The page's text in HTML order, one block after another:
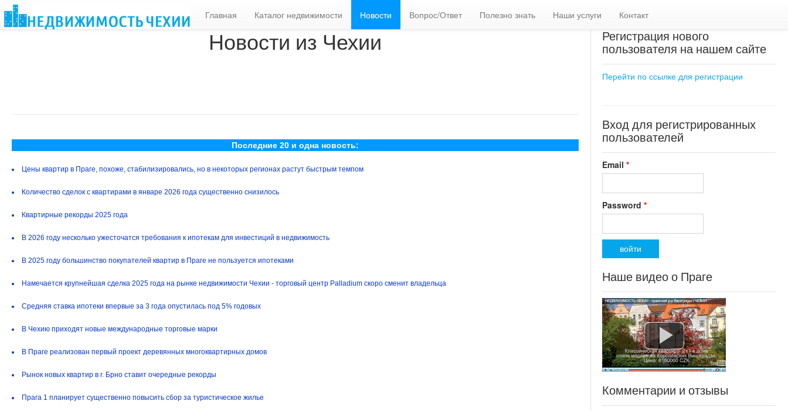
Главная Каталог недвижимости Новости Вопрос/Ответ Полезно знать Наши услуги Контакт
Новости из Чехии
Последние 20 и одна новость:
Цены квартир в Праге, похоже, стабилизировались, но в некоторых регионах растут быстрым темпом
Количество сделок с квартирами в январе 2026 года существенно снизилось
Квартирные рекорды 2025 года
В 2026 году несколько ужесточатся требования к ипотекам для инвестиций в недвижимость
В 2025 году большинство покупателей квартир в Праге не пользуется ипотеками
Намечается крупнейшая сделка 2025 года на рынке недвижимости Чехии - торговый центр Palladium скоро сменит владельца
Средняя ставка ипотеки впервые за 3 года опустилась под 5% годовых
В Чехию приходят новые международные торговые марки
В Праге реализован первый проект деревянных многоквартирных домов
Рынок новых квартир в г. Брно ставит очередные рекорды
Прага 1 планирует существенно повысить сбор за туристическое жилье
Регистрация нового
пользователя на нашем сайте
Перейти по ссылке для регистрации
Вход для регистрированных
пользователей
Email *
Password *
Наше видео о Праге
Комментарии и отзывы